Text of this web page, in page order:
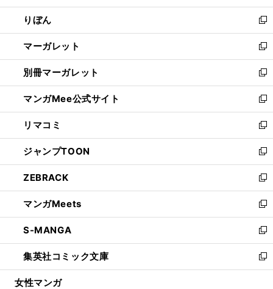
開
く
ウ
で
開
く
ン
ド
ウ
で
開
く
ウ
ィ
ン
ド
ウ
で
開
く
りぼん
新
し
い
ウ
ィ
ン
ド
ウ
で
開
く
マーガレット
新
し
い
ウ
ィ
ン
ド
ウ
で
開
く
別冊マーガレット
新
し
い
ウ
ィ
ン
ド
ウ
で
開
く
マンガMee公式サイト
新
し
い
ウ
ィ
ン
ド
ウ
で
開
く
リマコミ
新
し
い
ウ
ィ
ン
ド
ウ
で
開
く
ジャンプTOON
新
し
い
ウ
ィ
ン
ド
ウ
で
開
ZEBRACK
新
し
い
ウ
ィ
ン
ド
ウ
マンガMeets
新
し
い
ウ
ィ
ン
S-MANGA
新
し
い
ウ
集英社コミック文庫
新
し
女性マンガ